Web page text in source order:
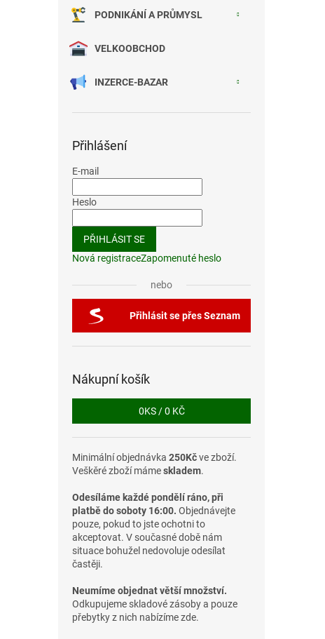
PODNIKÁNÍ A PRŮMYSL
VELKOOBCHOD
INZERCE-BAZAR
Přihlášení
E-mail
Heslo
PŘIHLÁSIT SE
Nová registraceZapomenuté heslo
nebo
Přihlásit se přes Seznam
Nákupní košík
0KS /0 KČ
Minimální objednávka 250Kčve zboží.
Veškěré zboží mámeskladem.
Odesíláme každé pondělí ráno, při
platbě do soboty 16:00. Objednávejte
pouze, pokud to jste ochotni to
akceptovat. V současné době nám
situace bohužel nedovoluje odesílat
častěji.
Neumíme objednat větší množství.
Odkupujeme skladové zásoby a pouze
přebytky z nich nabízíme zde.